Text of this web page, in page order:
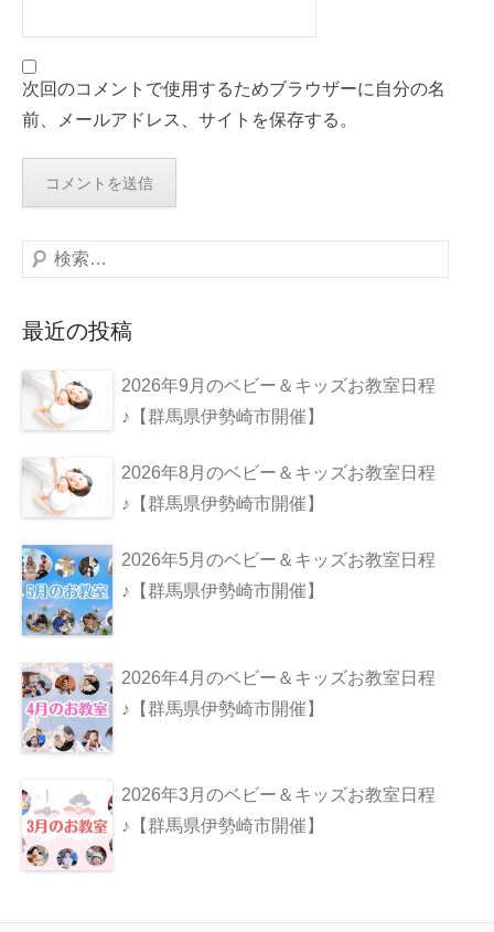
次回のコメントで使用するためブラウザーに自分の名
前、メールアドレス、サイトを保存する。
検
最近の投稿
2026年9月のベビー＆キッズお教室日程
♪【群馬県伊勢崎市開催】
2026年8月のベビー＆キッズお教室日程
♪【群馬県伊勢崎市開催】
2026年5月のベビー＆キッズお教室日程
♪【群馬県伊勢崎市開催】
2026年4月のベビー＆キッズお教室日程
♪【群馬県伊勢崎市開催】
2026年3月のベビー＆キッズお教室日程
♪【群馬県伊勢崎市開催】